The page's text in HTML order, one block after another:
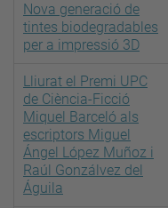
Nova generació de
tintes biodegradables
per a impressió 3D
Lliurat el Premi UPC
de Ciència-Ficció
Miquel Barceló als
escriptors Miguel
Ángel López Muñoz i
Raúl Gonzálvez del
Águila